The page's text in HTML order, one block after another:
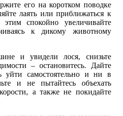
его на коротком поводке
лаять или приближаться к
спокойно увеличивайте
к дикому животному
и увидели лося, снизьте
– остановитесь. Дайте
уйти самостоятельно и ни в
и не пытайтесь объехать
а также не покидайте